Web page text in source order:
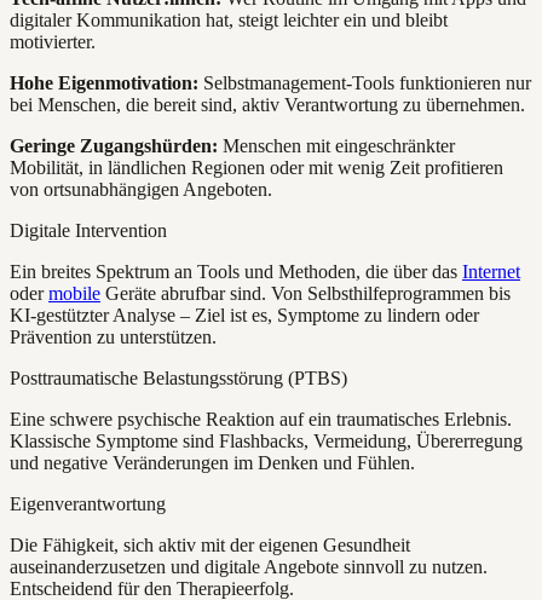
digitaler Kommunikation hat, steigt leichter ein und bleibt
motivierter.
Hohe Eigenmotivation: Selbstmanagement-Tools funktionieren nur
bei Menschen, die bereit sind, aktiv Verantwortung zu übernehmen.
Geringe Zugangshürden: Menschen mit eingeschränkter
Mobilität, in ländlichen Regionen oder mit wenig Zeit profitieren
von ortsunabhängigen Angeboten.
Digitale Intervention
Ein breites Spektrum an Tools und Methoden, die über das Internet
odermobile Geräte abrufbar sind. Von Selbsthilfeprogrammen bis
KI-gestützter Analyse – Ziel ist es, Symptome zu lindern oder
Prävention zu unterstützen.
Posttraumatische Belastungsstörung (PTBS)
Eine schwere psychische Reaktion auf ein traumatisches Erlebnis.
Klassische Symptome sind Flashbacks, Vermeidung, Übererregung
und negative Veränderungen im Denken und Fühlen.
Eigenverantwortung
Die Fähigkeit, sich aktiv mit der eigenen Gesundheit
auseinanderzusetzen und digitale Angebote sinnvoll zu nutzen.
Entscheidend für den Therapieerfolg.